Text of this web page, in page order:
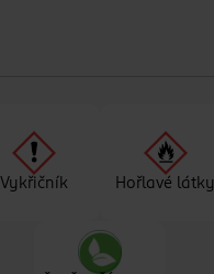
Vykřičník Hořlavé látky